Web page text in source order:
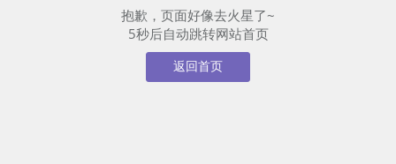
抱歉，页面好像去火星了~
5秒后自动跳转网站首页
返回首页